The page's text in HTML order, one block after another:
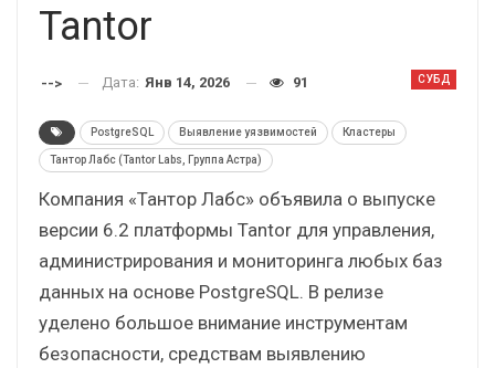
Tantor
СУБД
--> Дата: Янв 14, 2026 91
PostgreSQL Выявление уязвимостей Кластеры
Тантор Лабс (Tantor Labs, Группа Астра)
Компания «Тантор Лабс» объявила о выпуске
версии 6.2 платформы Tantor для управления,
администрирования и мониторинга любых баз
данных на основе PostgreSQL. В релизе
уделено большое внимание инструментам
безопасности, средствам выявлению